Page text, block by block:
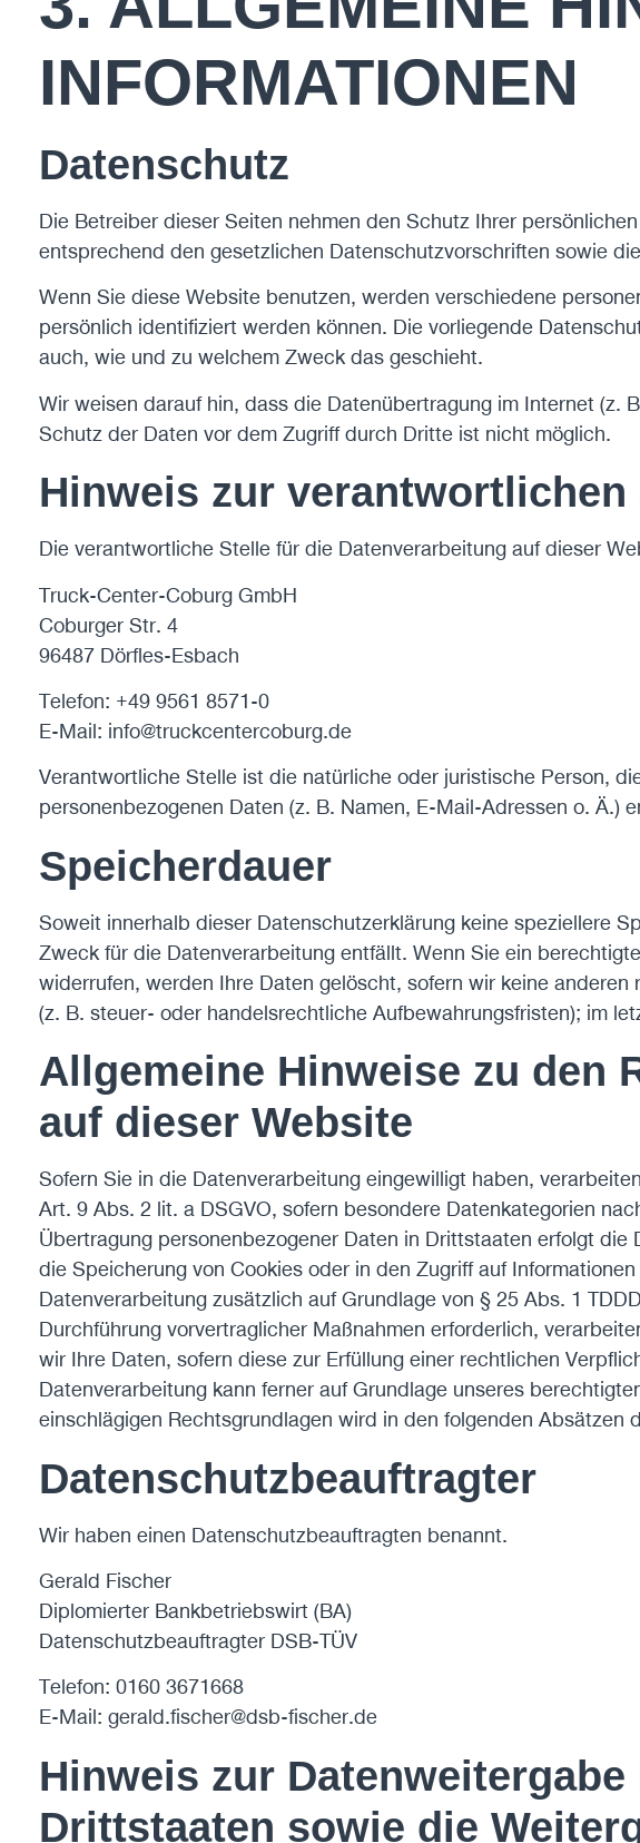
INFORMATIONEN
Datenschutz
Die Betreiber dieser Seiten nehmen den Schutz Ihrer
entsprechend den gesetzlichen Datenschutzvorschriften sowie
Wenn Sie diese Website benutzen, werden verschiedene
persönlich identifiziert werden können. Die vorliegende
auch, wie und zu welchem Zweck das geschieht.
Wir weisen darauf hin, dass die Datenübertragung im Internet (z.
Schutz der Daten vor dem Zugriff durch Dritte ist nicht möglich.
Hinweis zur verantwortlichen
Die verantwortliche Stelle für die Datenverarbeitung auf dieser
Truck-Center-Coburg GmbH
Coburger Str. 4
96487 Dörfles-Esbach
Telefon: +49 9561 8571-0
E-Mail: info@truckcentercoburg.de
Verantwortliche Stelle ist die natürliche oder juristische Person,
personenbezogenen Daten (z. B. Namen, E-Mail-Adressen o. Ä.)
Speicherdauer
Soweit innerhalb dieser Datenschutzerklärung keine speziellere
Zweck für die Datenverarbeitung entfällt. Wenn Sie ein
widerrufen, werden Ihre Daten gelöscht, sofern wir keine
(z. B. steuer- oder handelsrechtliche Aufbewahrungsfristen); im
Allgemeine Hinweise zu den
auf dieser Website
Sofern Sie in die Datenverarbeitung eingewilligt haben,
Art. 9 Abs. 2 lit. a DSGVO, sofern besondere Datenkategorien
Übertragung personenbezogener Daten in Drittstaaten erfolgt
die Speicherung von Cookies oder in den Zugriff auf
Datenverarbeitung zusätzlich auf Grundlage von § 25 Abs. 1
Durchführung vorvertraglicher Maßnahmen erforderlich,
wir Ihre Daten, sofern diese zur Erfüllung einer rechtlichen
Datenverarbeitung kann ferner auf Grundlage unseres
einschlägigen Rechtsgrundlagen wird in den folgenden Absätzen
Datenschutz­beauftragter
Wir haben einen Datenschutzbeauftragten benannt.
Gerald Fischer
Diplomierter Bankbetriebswirt (BA)
Datenschutzbeauftragter DSB-TÜV
Telefon: 0160 3671668
E-Mail: gerald.fischer@dsb-fischer.de
Hinweis zur
Drittstaaten sowie die